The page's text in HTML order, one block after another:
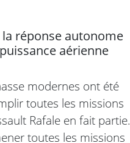
la réponse autonome
aérienne
modernes ont été
toutes les missions
Rafale en fait partie.
toutes les missions